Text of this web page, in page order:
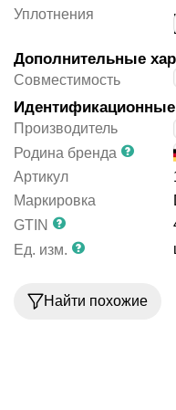
Уплотнения
Дополнительные
Совместимость
Производитель
Родина бренда
Артикул
Маркировка
GTIN
Ед. изм.
Найти похожие